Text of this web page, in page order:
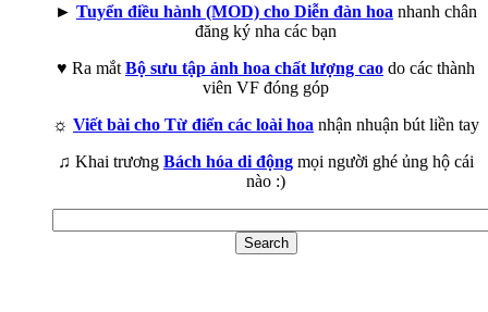
► Tuyển điều hành (MOD) cho Diễn đàn hoa nhanh chân
đăng ký nha các bạn
♥ Ra mắt Bộ sưu tập ảnh hoa chất lượng cao do các thành
viên VF đóng góp
☼ Viết bài cho Từ điển các loài hoa nhận nhuận bút liền tay
♫ Khai trương Bách hóa di động mọi người ghé ủng hộ cái
nào :)